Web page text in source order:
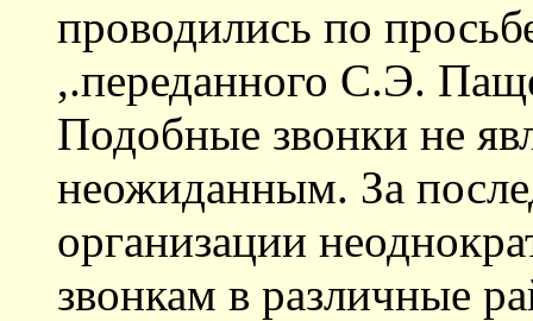
проводились по
,.переданного С.Э.
Подобные звонки не
неожиданным. За
организации
звонкам в различные